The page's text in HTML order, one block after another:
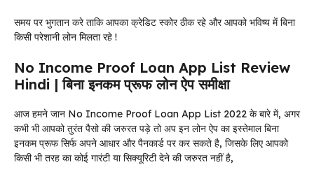
समय पर भुगतान करे ताकि आपका क्रेडिट स्कोर ठीक रहे और आपको भविष्य में बिना
किसी परेशानी लोन मिलता रहे !
No Income Proof Loan App List Review
Hindi | बिना इनकम प्रूफ लोन ऐप समीक्षा
आज हमने जान No Income Proof Loan App List 2022 के बारे में, अगर
कभी भी आपको तुरंत पैसो की जरुरत पड़े तो अप इन लोन ऐप का इस्तेमाल बिना
इनकम प्रूफ सिर्फ अपने आधार और पैनकार्ड पर कर सकते है, जिसके लिए आपको
किसी भी तरह का कोई गारंटी या सिक्यूरिटी देने की जरुरत नहीं है,